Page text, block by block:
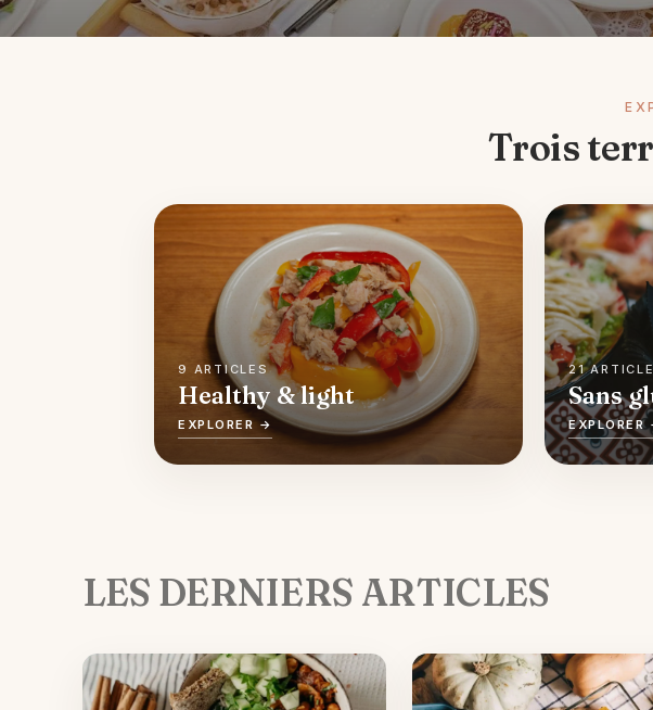
Trois
9 ARTICLES
Healthy & light
EXPLORER →
21
Sans
EXPLORER
LES DERNIERS ARTICLES